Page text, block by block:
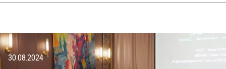
30.08.2024